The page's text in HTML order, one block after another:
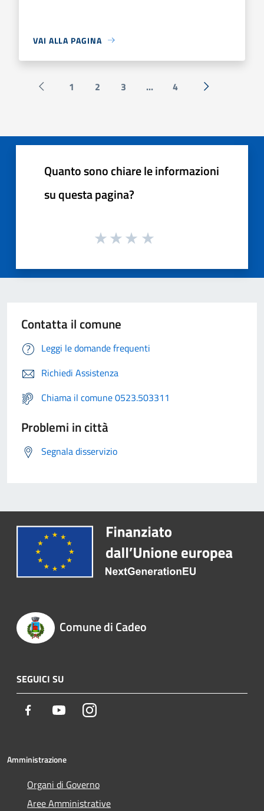
VAI ALLA PAGINA
Pagina precedente
1 2 3 ... 4 Successiva »
Quanto sono chiare le informazioni
su questa pagina?
Contatta il comune
Leggi le domande frequenti
Richiedi Assistenza
Chiama il comune 0523.503311
Problemi in città
Segnala disservizio
Comune di Cadeo
SEGUICI SU
Facebook YoutubeInstagram
Amministrazione
Organi di Governo
Aree Amministrative